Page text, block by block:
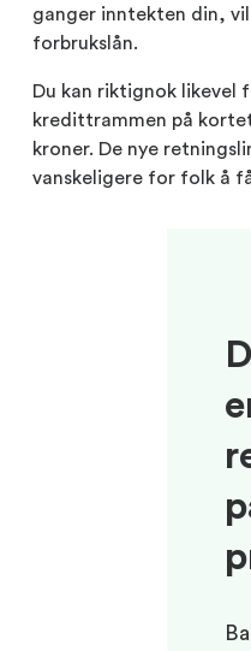
ganger inntekten din,
forbrukslån.
Du kan riktignok
kredittrammen på
kroner. De nye
vanskeligere for folk å